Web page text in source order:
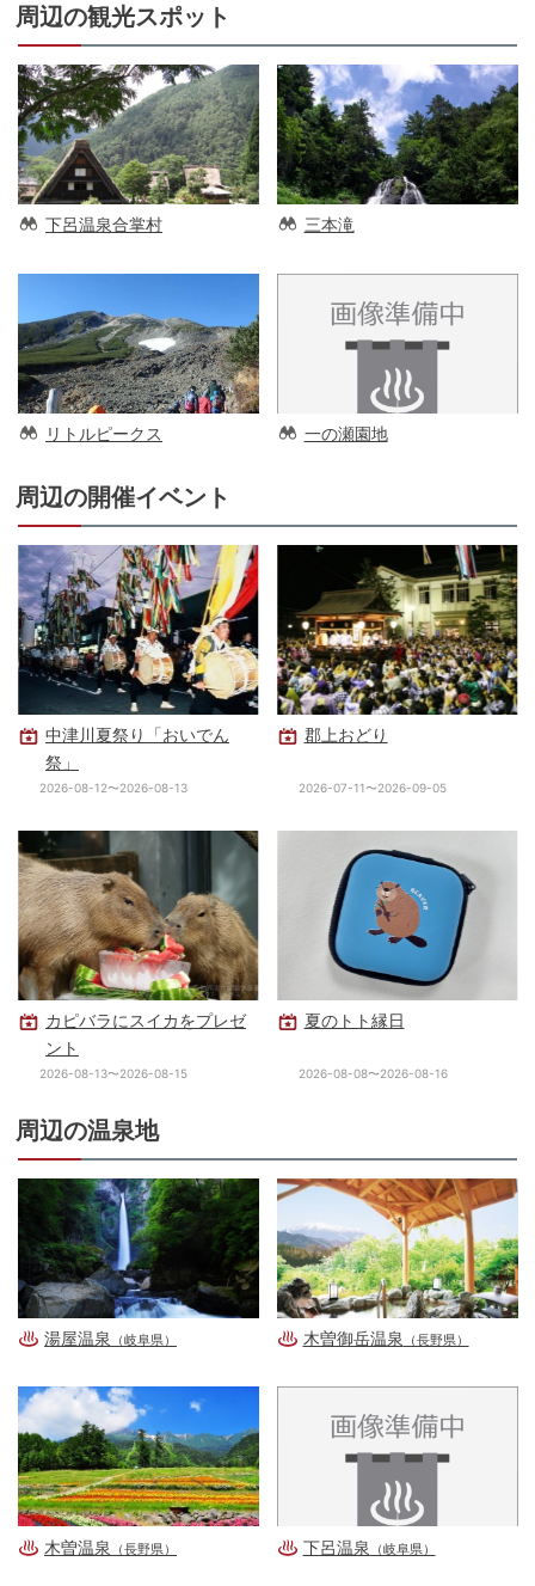
周辺の観光スポット
下呂温泉合掌村 三本滝
リトルピークス 一の瀬園地
周辺の開催イベント
中津川夏祭り「おいでん
祭」
2026-08-12〜2026-08-13
郡上おどり
2026-07-11〜2026-09-05
カピバラにスイカをプレゼ
ント
2026-08-13〜2026-08-15
夏のトト縁日
2026-08-08〜2026-08-16
周辺の温泉地
湯屋温泉 （岐阜県） 木曽御岳温泉 （長野県）
木曽温泉 （長野県） 下呂温泉 （岐阜県）